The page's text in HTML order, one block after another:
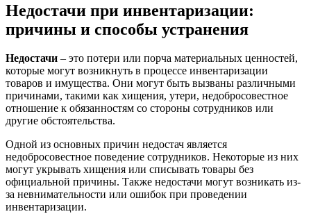
Недостачи при инвентаризации:
причины и способы устранения
Недостачи – это потери или порча материальных ценностей,
которые могут возникнуть в процессе инвентаризации
товаров и имущества. Они могут быть вызваны различными
причинами, такими как хищения, утери, недобросовестное
отношение к обязанностям со стороны сотрудников или
другие обстоятельства.
Одной из основных причин недостач является
недобросовестное поведение сотрудников. Некоторые из них
могут укрывать хищения или списывать товары без
официальной причины. Также недостачи могут возникать из-
за невнимательности или ошибок при проведении
инвентаризации.